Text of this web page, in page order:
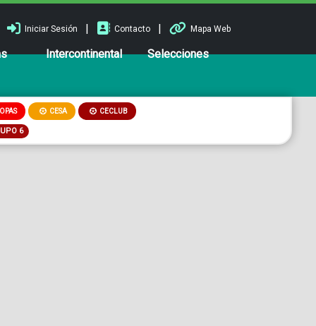
Iniciar Sesión | Contacto | Mapa Web
Intercontinental Selecciones
CESA CECLUB
6